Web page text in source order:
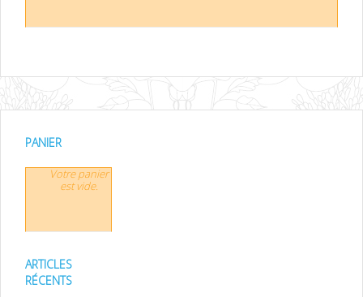
PANIER
Votre panier
est vide.
ARTICLES
RÉCENTS